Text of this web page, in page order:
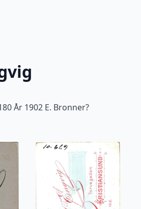
År 1902 E. Bronner?